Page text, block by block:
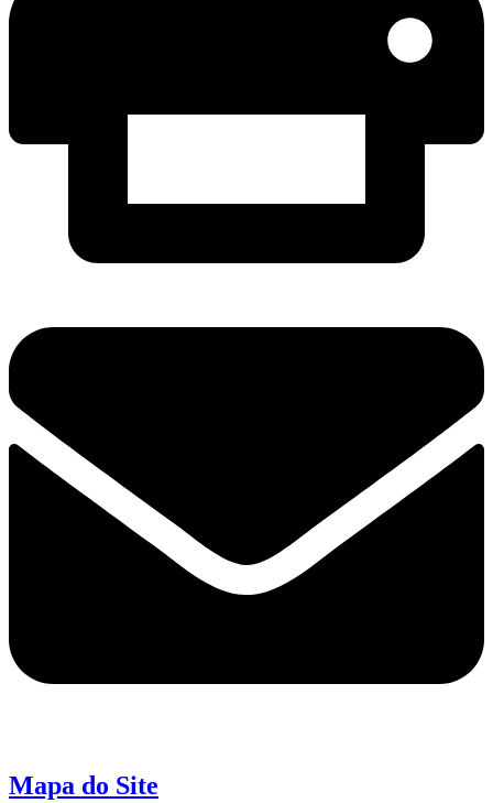
Mapa do Site